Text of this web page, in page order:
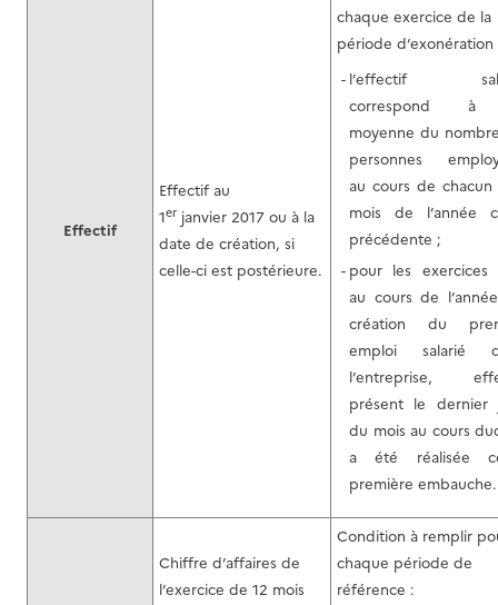
Effectif
Effectif au
1er janvier 2017 ou à la
date de création, si
celle-ci est postérieure.
chaque exercice de la
période d’exonération
l’effectif
correspond
moyenne du
personnes
au cours de chacun
mois de l’année
précédente ;
pour les exercices
au cours de
création du
emploi salarié
l’entreprise,
présent le dernier
du mois au cours
a été réalisée
première embauche.
Chiffre d’affaires de
l’exercice de 12 mois
Condition à remplir
chaque période de
référence :